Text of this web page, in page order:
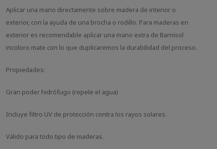
Aplicar una mano directamente sobre madera de interior o
exterior, con la ayuda de una brocha o rodillo. Para maderas en
exterior es recomendable aplicar una mano extra de Barnisol
incoloro mate con lo que duplicaremos la durabilidad del proceso.
Propiedades:
Gran poder hidrófugo (repele el agua)
Incluye filtro UV de protección contra los rayos solares.
Válido para todo tipo de maderas.